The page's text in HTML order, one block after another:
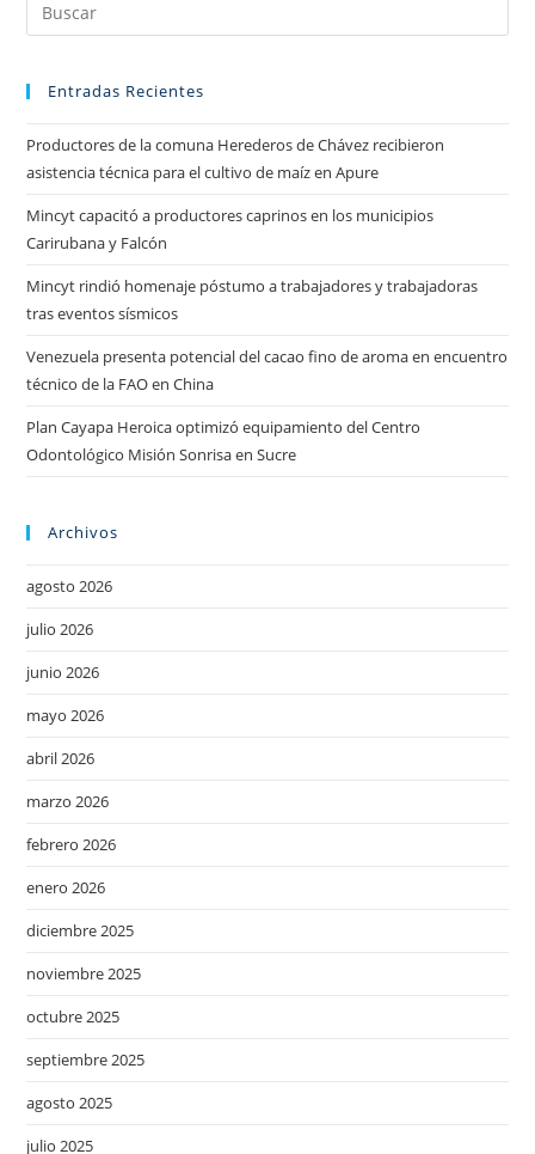
Entradas Recientes
Productores de la comuna Herederos de Chávez recibieron
asistencia técnica para el cultivo de maíz en Apure
Mincyt capacitó a productores caprinos en los municipios
Carirubana y Falcón
Mincyt rindió homenaje póstumo a trabajadores y trabajadoras
tras eventos sísmicos
Venezuela presenta potencial del cacao fino de aroma en encuentro
técnico de la FAO en China
Plan Cayapa Heroica optimizó equipamiento del Centro
Odontológico Misión Sonrisa en Sucre
Archivos
agosto 2026
julio 2026
junio 2026
mayo 2026
abril 2026
marzo 2026
febrero 2026
enero 2026
diciembre 2025
noviembre 2025
octubre 2025
septiembre 2025
agosto 2025
julio 2025